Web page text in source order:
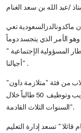
ماكدونالدزالسعودية تعي
الأمر الذي يتجسد دوماً
المسؤولية الإجتماعية "
أجيالنا" .
" بدأنا في هذا العام بتدريب 10 طلاب من فئة "متلازمة داون"
بمطاعمنا، وسيتضاعف العدد مستقبلاً، ليشمل تدريب وتوظيف 50 طالباً خلال
السنوات الثلاث القادمة".
قائلا " تسعد إدارة التعليم